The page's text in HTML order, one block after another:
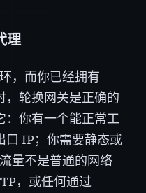
理
，而你已经拥有
，轮换网关是正确的
：你有一个能正常工
口 IP；你需要静态或
量不是普通的网络
，或任何通过